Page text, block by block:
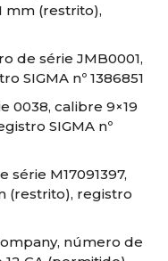
mm (restrito),
de série JMB0001,
SIGMA nº 1386851
0038, calibre 9×19
SIGMA nº
série M17091397,
(restrito), registro
número de